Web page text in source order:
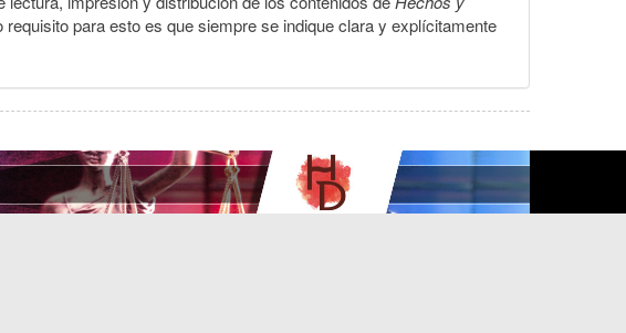
para esto es que siempre se indique clara y explícitamente